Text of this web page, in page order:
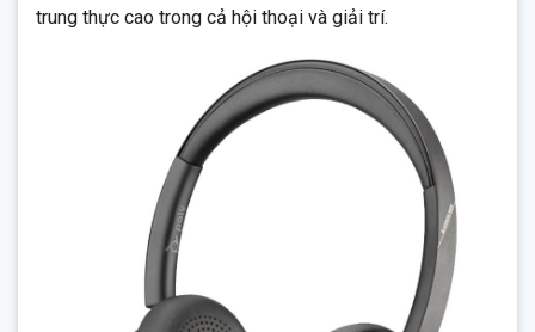
trung thực cao trong cả hội thoại và giải trí.